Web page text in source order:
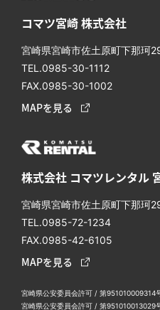
コマツ宮崎 株式会社
宮崎県宮崎市佐⼟原町下那珂
TEL.0985-30-1112
FAX.0985-30-1002
MAPを見る
株式会社 コマツレンタル
宮崎県宮崎市佐土原町下那珂
TEL.0985-72-1234
FAX.0985-42-6105
MAPを見る
宮崎県公安委員会許可 / 第
宮崎県公安委員会許可 / 第